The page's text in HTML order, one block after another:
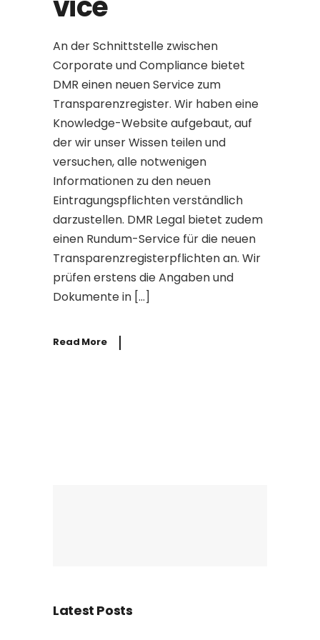
An der Schnittstelle zwischen
Corporate und Compliance bietet
DMR einen neuen Service zum
Transparenzregister. Wir haben eine
Knowledge-Website aufgebaut, auf
der wir unser Wissen teilen und
versuchen, alle notwenigen
Informationen zu den neuen
Eintragungspflichten verständlich
darzustellen. DMR Legal bietet zudem
einen Rundum-Service für die neuen
Transparenzregisterpflichten an. Wir
prüfen erstens die Angaben und
Dokumente in […]
Read More
Latest Posts